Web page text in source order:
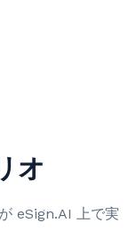
オ
eSign.AI 上で実